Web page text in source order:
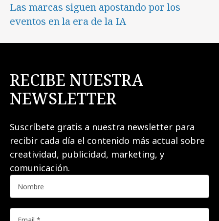
Las marcas siguen apostando por los
eventos en la era de la IA
RECIBE NUESTRA
NEWSLETTER
Suscríbete gratis a nuestra newsletter para
recibir cada día el contenido más actual sobre
creatividad, publicidad, marketing, y
comunicación.